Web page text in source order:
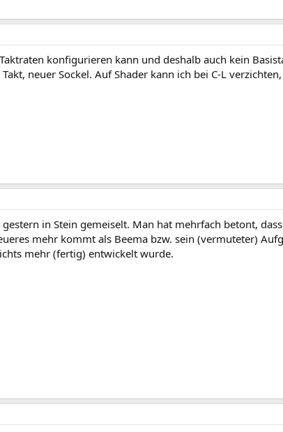
konfigurieren kann und deshalb auch kein
neuer Sockel. Auf Shader kann ich bei C-L
in Stein gemeiselt. Man hat mehrfach betont,
mehr kommt als Beema bzw. sein (vermuteter)
mehr (fertig) entwickelt wurde.